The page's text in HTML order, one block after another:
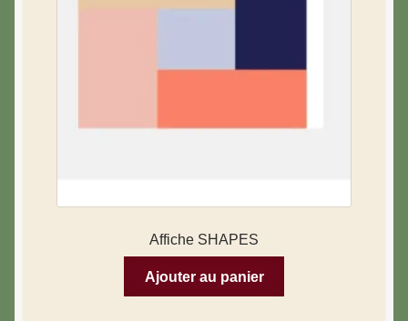
Affiche SHAPES
Ajouter au panier